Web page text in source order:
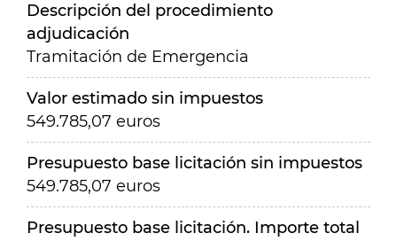
Descripción del procedimiento
adjudicación
Tramitación de Emergencia
Valor estimado sin impuestos
549.785,07 euros
Presupuesto base licitación sin impuestos
549.785,07 euros
Presupuesto base licitación. Importe total